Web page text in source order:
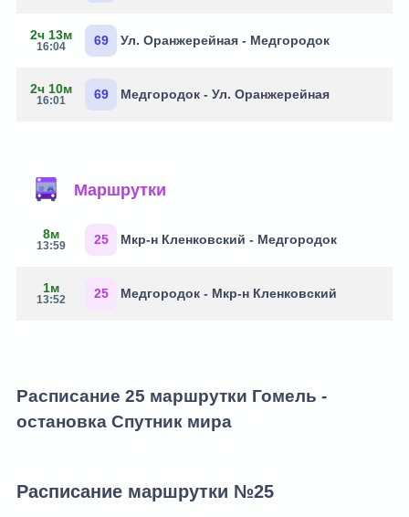
2ч 13м
16:04 69 Ул. Оранжерейная - Медгородок
2ч 10м
16:01 69 Медгородок - Ул. Оранжерейная
Маршрутки
8м
13:59 25 Мкр-н Кленковский - Медгородок
1м
13:52 25 Медгородок - Мкр-н Кленковский
Расписание 25 маршрутки Гомель -
остановка Спутник мира
Расписание маршрутки №25